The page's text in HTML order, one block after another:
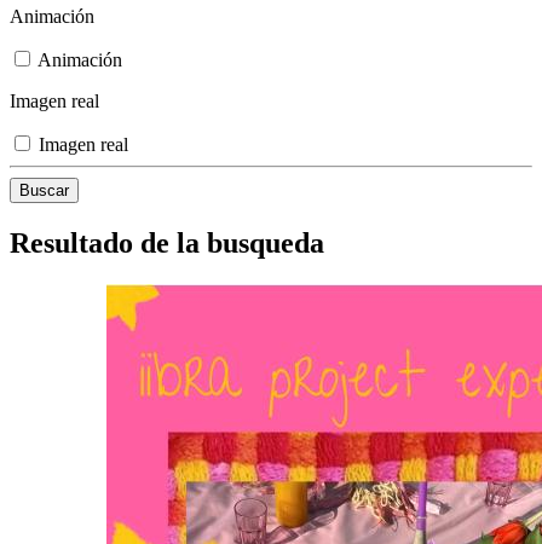
Animación
Animación
Imagen real
Imagen real
Resultado de la busqueda